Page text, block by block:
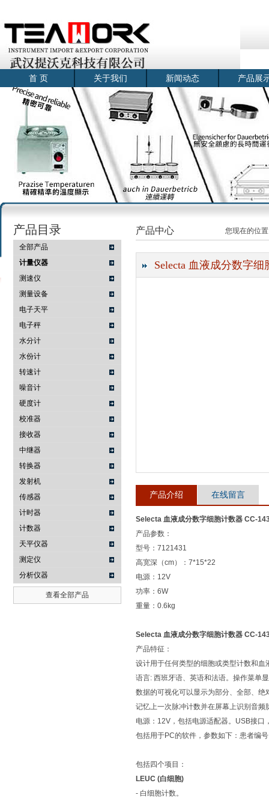
武汉提沃克科技有限公司
首 页 关于我们 新闻动态 产品展
产品目录
全部产品
计量仪器
测速仪
测量设备
电子天平
电子秤
水分计
水份计
转速计
噪音计
硬度计
校准器
接收器
中继器
转换器
发射机
传感器
计时器
计数器
天平仪器
测定仪
分析仪器
查看全部产品
产品中心 您现在的位
Selecta 血液成分数字细
产品介绍 在线留言
Selecta 血液成分数字细胞计数器 CC-
产品参数：
型号：7121431
高宽深（cm）：7*15*22
电源：12V
功率：6W
重量：0.6kg
Selecta 血液成分数字细胞计数器 CC-
产品特征：
设计用于任何类型的细胞或类型计数和血
语言: 西班牙语、英语和法语。操作菜单
数据的可视化可以显示为部分、全部、
记忆上一次脉冲计数并在屏幕上识别音
电源：12V，包括电源适配器。USB接口
包括用于PC的软件，参数如下：患者编
包括四个项目：
LEUC (白细胞)
- 白细胞计数。